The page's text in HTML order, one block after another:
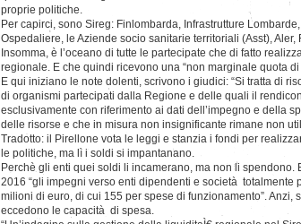
proprie politiche.
Per capirci, sono Sireg: Finlombarda, Infrastrutture
Ospedaliere, le Aziende socio sanitarie territoriali (Asst),
Insomma, è l’oceano di tutte le partecipate che di fatto
regionale. E che quindi ricevono una “non marginale quota di
E qui iniziano le note dolenti, scrivono i giudici: “Si tratta di
di organismi partecipati dalla Regione e delle quali il
esclusivamente con riferimento ai dati dell’impegno e della
delle risorse e che in misura non insignificante rimane non
Tradotto: il Pirellone vota le leggi e stanzia i fondi per
le politiche, ma lì i soldi si impantanano.
Perchè gli enti quei soldi li incamerano, ma non li spendono.
2016 “gli impegni verso enti dipendenti e società totalmente
milioni di euro, di cui 155 per spese di funzionamento”. Anzi,
eccedono le capacità di spesa.